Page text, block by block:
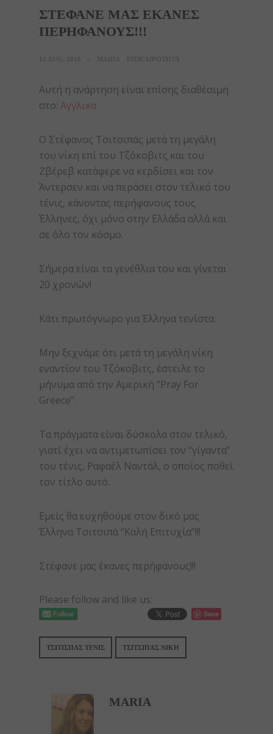
ΣΤΕΦΑΝΕ ΜΑΣ ΕΚΑΝΕΣ
ΠΕΡΗΦΑΝΟΥΣ!!!
Αυτή η ανάρτηση είναι επίσης διαθέσιμη
στο: Αγγλικα
Ο Στέφανος Τσιτσιπάς μετά τη μεγάλη
του νίκη επί του Τζόκοβιτς και του
Ζβέρεβ κατάφερε να κερδίσει και τον
Άντερσεν και να περάσει στον τελικό του
τένις, κάνοντας περήφανους τους
Έλληνες, όχι μόνο στην Ελλάδα αλλά και
σε όλο τον κόσμο.
Σήμερα είναι τα γενέθλια του και γίνεται
20 χρονών!
Κάτι πρωτόγνωρο για Έλληνα τενίστα.
Μην ξεχνάμε ότι μετά τη μεγάλη νίκη
εναντίον του Τζόκοβιτς, έστειλε το
μήνυμα από την Αμερική “Pray For
Greece”.
Τα πράγματα είναι δύσκολα στον τελικό,
γιατί έχει να αντιμετωπίσει τον “γίγαντα”
του τένις, Ραφαέλ Ναντάλ, ο οποίος ποθεί
τον τίτλο αυτό.
Εμείς θα ευχηθούμε στον δικό μας
Έλληνα Τσιτσιπά “Καλή Επιτυχία”!!!
Στέφανε μας έκανες περήφανους!!!
Please follow and like us:
Save
ΤΣΙΤΙΣΠΑΣ ΤΕΝΙΣ ΤΣΙΤΣΙΠΑΣ ΝΙΚΗ
MARIA